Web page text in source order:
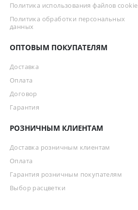
Политика использования файлов cookie
Политика обработки персональных
данных
ОПТОВЫМ ПОКУПАТЕЛЯМ
Доставка
Оплата
Договор
Гарантия
РОЗНИЧНЫМ КЛИЕНТАМ
Доставка розничным клиентам
Оплата
Гарантия розничным покупателям
Выбор расцветки